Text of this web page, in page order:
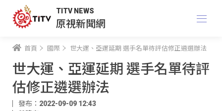
TITV NEWS
原視新聞網
首頁 國際 世大運、亞運延期 選手名單待評估修正遴選辦法
世大運、亞運延期 選手名單待評
估修正遴選辦法
發布：2022-09-09 12:43